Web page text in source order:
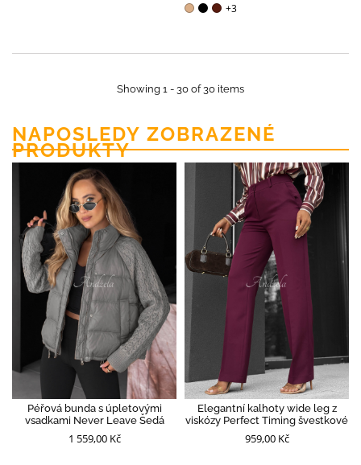
+3
Showing 1 - 30 of 30 items
NAPOSLEDY ZOBRAZENÉ
PRODUKTY
Péřová bunda s úpletovými
vsadkami Never Leave Šedá
1 559,00 Kč
Elegantní kalhoty wide leg z
viskózy Perfect Timing švestkové
959,00 Kč